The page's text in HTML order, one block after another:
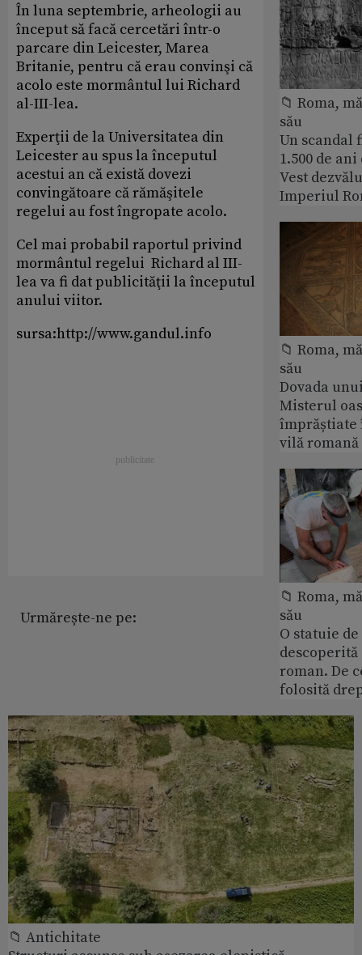
În luna septembrie, arheologii au
început să facă cercetări într-o
parcare din Leicester, Marea
Britanie, pentru că erau convinşi că
acolo este mormântul lui Richard
al-III-lea.
Experţii de la Universitatea din
Leicester au spus la începutul
acestui an că există dovezi
convingătoare că rămăşitele
regelui au fost îngropate acolo.
Cel mai probabil raportul privind
mormântul regelui Richard al III-
lea va fi dat publicităţii la începutul
anului viitor.
sursa:http://www.gandul.info
Urmărește-ne pe:
📁 Roma,
său
Un scandal
1.500 de
Vest
Imperiul
📁 Roma,
său
Dovada
Misterul
împrăștiate
vilă romană
📁 Roma,
său
O statuie
roman. De
folosită
📁 Antichitate